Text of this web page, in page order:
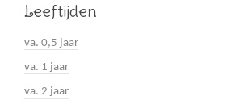
Leeftijden
va. 0,5 jaar
va. 1 jaar
va. 2 jaar